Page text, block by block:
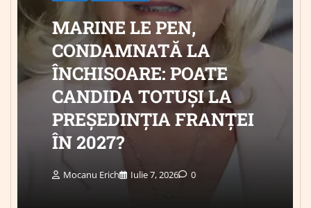
MARINE LE PEN,
CONDAMNATĂ LA
ÎNCHISOARE: POATE
CANDIDA TOTUȘI LA
PREȘEDINȚIA FRANȚEI
ÎN 2027?
Mocanu Erich Iulie 7, 2026 0